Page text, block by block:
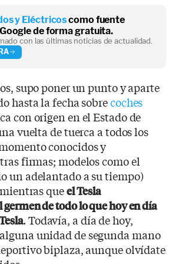
y Eléctricoscomo fuente
de forma gratuita.
con las últimas noticias de actualidad.
supo poner un punto y aparte
hasta la fecha sobrecoches
con origen en el Estado de
vuelta de tuerca a todos los
conocidos y
firmas; modelos como el
un adelantado a su tiempo)
queelTesla
de todo lo que hoy en día
. Todavía, a día de hoy,
unidad de segunda mano
biplaza, aunque olvídate